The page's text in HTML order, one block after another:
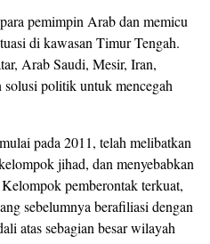
pemimpin Arab dan memicu
di kawasan Timur Tengah.
Arab Saudi, Mesir, Iran,
solusi politik untuk mencegah
pada 2011, telah melibatkan
jihad, dan menyebabkan
pemberontak terkuat,
sebelumnya berafiliasi dengan
atas sebagian besar wilayah